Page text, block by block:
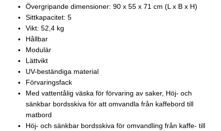
Övergripande dimensioner: 90 x 55 x 71 cm (L x B x H)
Sittkapacitet: 5
Vikt: 52,4 kg
Hållbar
Modulär
Lättvikt
UV-beständiga material
Förvaringsfack
Med vattentålig väska för förvaring av saker, Höj- och
sänkbar bordsskiva för att omvandla från kaffebord till
matbord
Höj- och sänkbar bordsskiva för omvandling från kaffe- till